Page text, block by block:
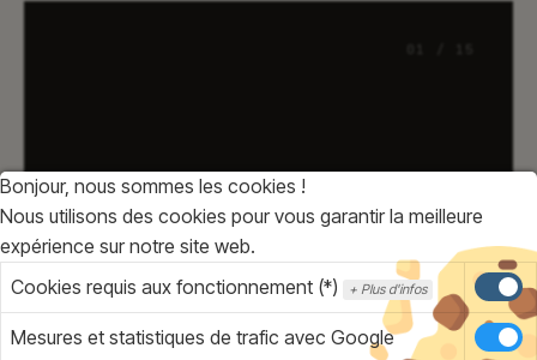
Bonjour, nous sommes les cookies !
Nous utilisons des cookies pour vous garantir la meilleure
expérience sur notre site web.
Cookies requis aux fonctionnement (*)
Plus d'infos
Mesures et statistiques de trafic avec Google